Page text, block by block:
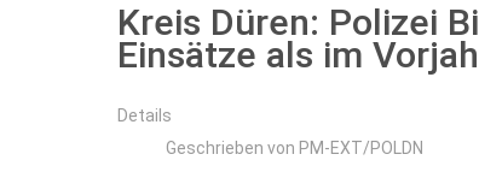
Kreis Düren: Polizei
Einsätze als im
Details
Geschrieben von PM-EXT/POLDN